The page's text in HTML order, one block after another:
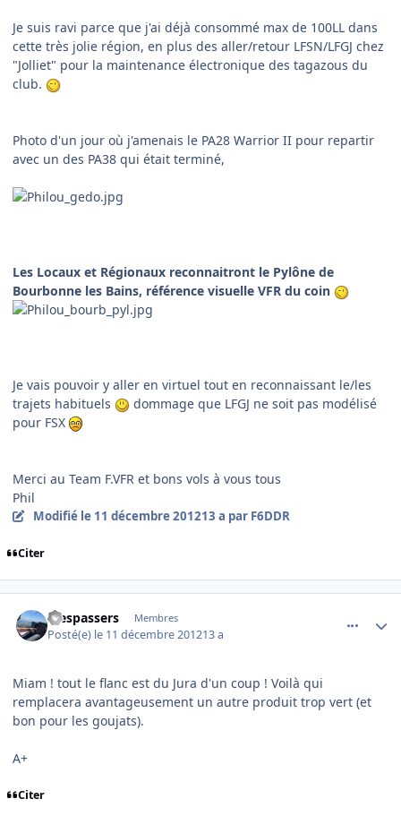
Je suis ravi parce que j'ai déjà consommé max de 100LL dans
cette très jolie région, en plus des aller/retour LFSN/LFGJ chez
"Jolliet" pour la maintenance électronique des tagazous du
club.
Photo d'un jour où j'amenais le PA28 Warrior II pour repartir
avec un des PA38 qui était terminé,
Les Locaux et Régionaux reconnaitront le Pylône de
Bourbonne les Bains, référence visuelle VFR du coin
Je vais pouvoir y aller en virtuel tout en reconnaissant le/les
trajets habituels
dommage que LFGJ ne soit pas modélisé
pour FSX
Merci au Team F.VFR et bons vols à vous tous
Phil
Modifié le 11 décembre 201213 a par F6DDR
Citer
Trespassers Membres
Posté(e) le 11 décembre 201213 a
Miam ! tout le flanc est du Jura d'un coup ! Voilà qui
remplacera avantageusement un autre produit trop vert (et
bon pour les goujats).
A+
Citer